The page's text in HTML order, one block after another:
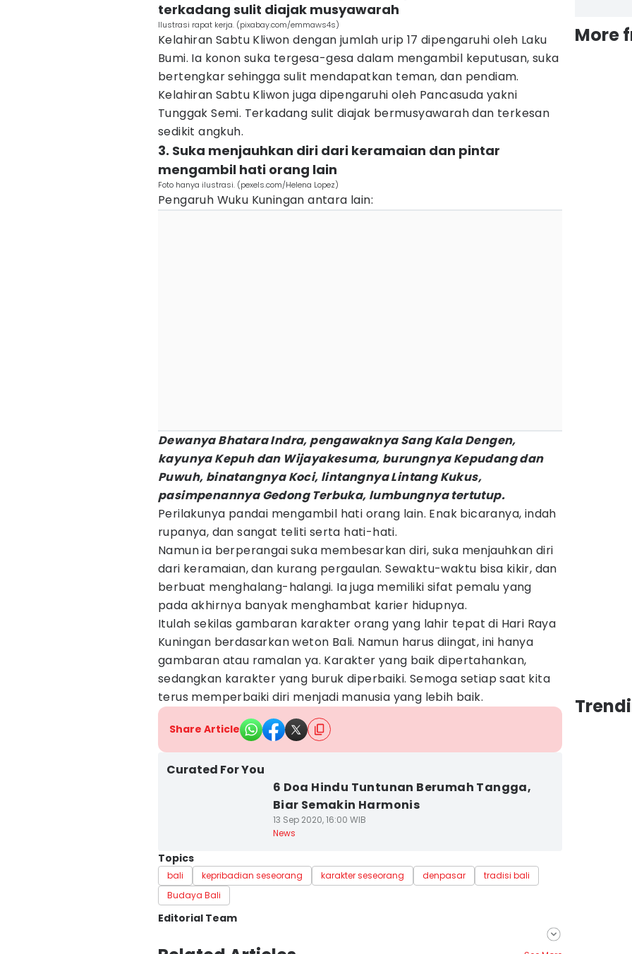
terkadang sulit diajak musyawarah
Ilustrasi rapat kerja. (pixabay.com/emmaws4s)
Kelahiran Sabtu Kliwon dengan jumlah urip 17 dipengaruhi oleh Laku
Bumi. Ia konon suka tergesa-gesa dalam mengambil keputusan, suka
bertengkar sehingga sulit mendapatkan teman, dan pendiam.
Kelahiran Sabtu Kliwon juga dipengaruhi oleh Pancasuda yakni
Tunggak Semi. Terkadang sulit diajak bermusyawarah dan terkesan
sedikit angkuh.
3. Suka menjauhkan diri dari keramaian dan pintar
mengambil hati orang lain
Foto hanya ilustrasi. (pexels.com/Helena Lopez)
Pengaruh Wuku Kuningan antara lain:
Dewanya Bhatara Indra, pengawaknya Sang Kala Dengen,
kayunya Kepuh dan Wijayakesuma, burungnya Kepudang dan
Puwuh, binatangnya Koci, lintangnya Lintang Kukus,
pasimpenannya Gedong Terbuka, lumbungnya tertutup.
Perilakunya pandai mengambil hati orang lain. Enak bicaranya, indah
rupanya, dan sangat teliti serta hati-hati.
Namun ia berperangai suka membesarkan diri, suka menjauhkan diri
dari keramaian, dan kurang pergaulan. Sewaktu-waktu bisa kikir, dan
berbuat menghalang-halangi. Ia juga memiliki sifat pemalu yang
pada akhirnya banyak menghambat karier hidupnya.
Itulah sekilas gambaran karakter orang yang lahir tepat di Hari Raya
Kuningan berdasarkan weton Bali. Namun harus diingat, ini hanya
gambaran atau ramalan ya. Karakter yang baik dipertahankan,
sedangkan karakter yang buruk diperbaiki. Semoga setiap saat kita
terus memperbaiki diri menjadi manusia yang lebih baik.
Share Article
Curated For You
6 Doa Hindu Tuntunan Berumah Tangga,
Biar Semakin Harmonis
13 Sep 2020, 16:00 WIB
News
Topics
bali kepribadian seseorang karakter seseorang denpasar
tradisi bali
Budaya Bali
Editorial Team
Editor
More